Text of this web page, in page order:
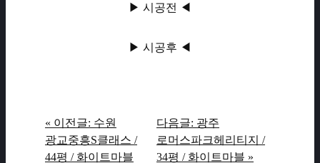
▶ 시공전 ◀
▶ 시공후 ◀
« 이전글: 수원
광교중흥S클래스 /
44평 / 화이트마블
다음글: 광주
로머스파크헤리티지 /
34평 / 화이트마블 »